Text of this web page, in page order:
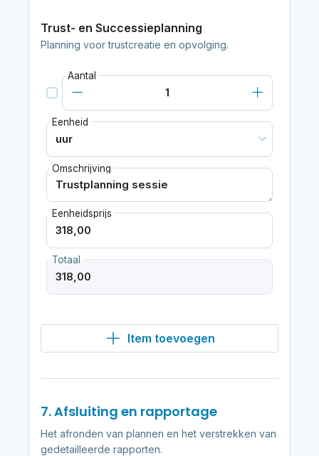
Trust- en Successieplanning
Planning voor trustcreatie en opvolging.
Aantal
Eenheid
Omschrijving
Eenheidsprijs
Totaal
Item toevoegen
7. Afsluiting en rapportage
Het afronden van plannen en het verstrekken van
gedetailleerde rapporten.